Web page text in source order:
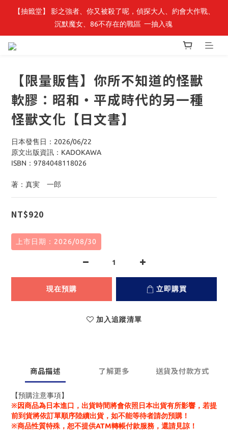
【轉生史萊姆】系列書展🌟系列小說 79 折，滿$389送「完節紀念
明信片組」
【抽籤堂】 影之強者、你又被殺了呢，偵探大人、約會大作戰、
沉默魔女、86不存在的戰區  一抽入魂
【轉生史萊姆】系列書展🌟系列小說 79 折，滿$389送「完節紀念
【限量販售】你所不知道的怪獸
軟膠：昭和・平成時代的另一種
怪獸文化【日文書】
日本發售日：2026/06/22
原文出版資訊：KADOKAWA
ISBN：9784048118026
著：真実　一郎
NT$920
上市日期：2026/08/30
現在預購 立即購買
加入追蹤清單
商品描述 了解更多 送貨及付款方式
【預購注意事項】
※因商品為日本進口，出貨時間將會依照日本出貨有所影響，若提
前到貨將依訂單順序陸續出貨，如不能等待者請勿預購！
※商品性質特殊，恕不提供ATM轉帳付款服務，還請見諒！